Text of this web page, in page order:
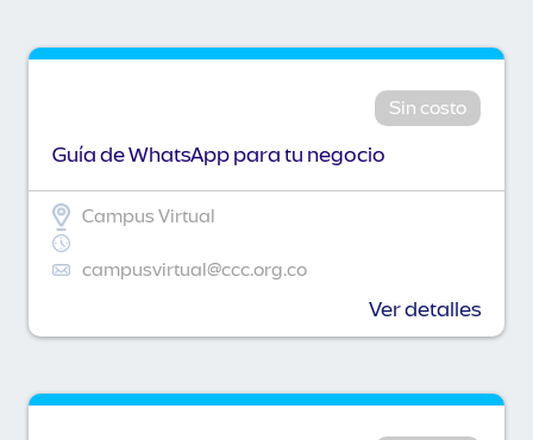
Sin costo
Guía de WhatsApp para tu negocio
Campus Virtual
campusvirtual@ccc.org.co
Ver detalles